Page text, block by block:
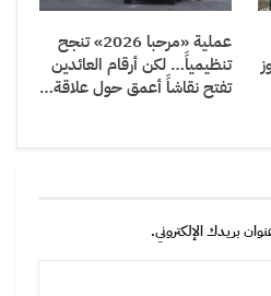
عملية «مرحبا 2026» تنجح
تنظيمياً… لكن أرقام العائدين
تفتح نقاشاً أعمق حول علاقة…
بريدك الإلكتروني.